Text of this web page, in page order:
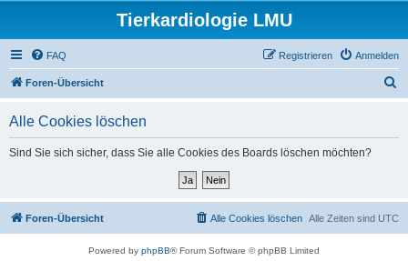
Tierkardiologie LMU
FAQ Anmelden
Registrieren
Foren-Übersicht
Alle Cookies löschen
Sind Sie sich sicher, dass Sie alle Cookies des Boards löschen möchten?
Foren-Übersicht Alle Zeiten sind UTC
Alle Cookies löschen
Powered by phpBB® Forum Software © phpBB Limited